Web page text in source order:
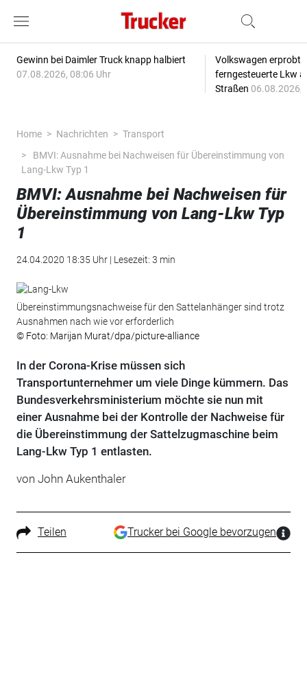
Gewinn bei Daimler Truck knapp halbiert
07.08.2026, 08:06 Uhr
Volkswagen erprobt
ferngesteuerte Lkw
Straßen 06.08.2026,
Home Nachrichten
Transport
BMVI: Ausnahme bei Nachweisen für Übereinstimmung von
Lang-Lkw Typ 1
BMVI: Ausnahme bei Nachweisen für
Übereinstimmung von Lang-Lkw Typ
1
24.04.2020 18:35 Uhr | Lesezeit: 3 min
Übereinstimmungsnachweise für den Sattelanhänger sind trotz
Ausnahmen nach wie vor erforderlich
© Foto: Marijan Murat/dpa/picture-alliance
In der Corona-Krise müssen sich
Transportunternehmer um viele Dinge kümmern. Das
Bundesverkehrsministerium möchte sie nun mit
einer Ausnahme bei der Kontrolle der Nachweise für
die Übereinstimmung der Sattelzugmaschine beim
Lang-Lkw Typ 1 entlasten.
von John Aukenthaler
Teilen Trucker bei Google bevorzugen